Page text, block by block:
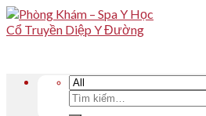
Skip
to
Tìm
kiếm: